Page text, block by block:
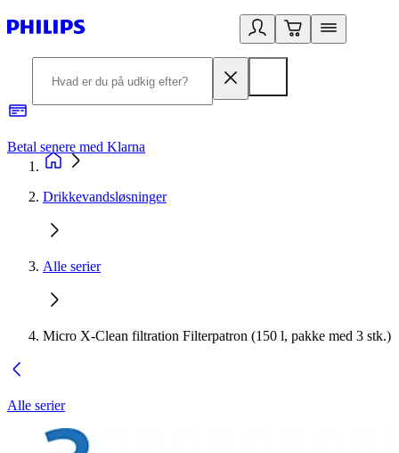
Betal senere med Klarna
Drikkevandsløsninger
Alle serier
Micro X-Clean filtration Filterpatron (150 l, pakke med 3 stk.)
Alle serier